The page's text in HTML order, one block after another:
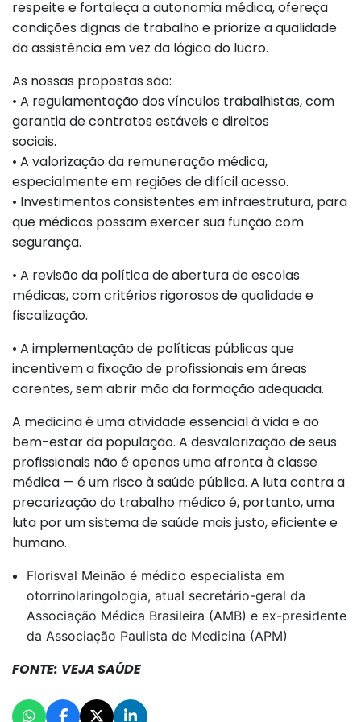
respeite e fortaleça a autonomia médica, ofereça
condições dignas de trabalho e priorize a qualidade
da assistência em vez da lógica do lucro.
As nossas propostas são:
• A regulamentação dos vínculos trabalhistas, com
garantia de contratos estáveis e direitos
sociais.
• A valorização da remuneração médica,
especialmente em regiões de difícil acesso.
• Investimentos consistentes em infraestrutura, para
que médicos possam exercer sua função com
segurança.
• A revisão da política de abertura de escolas
médicas, com critérios rigorosos de qualidade e
fiscalização.
• A implementação de políticas públicas que
incentivem a fixação de profissionais em áreas
carentes, sem abrir mão da formação adequada.
A medicina é uma atividade essencial à vida e ao
bem-estar da população. A desvalorização de seus
profissionais não é apenas uma afronta à classe
médica — é um risco à saúde pública. A luta contra a
precarização do trabalho médico é, portanto, uma
luta por um sistema de saúde mais justo, eficiente e
humano.
Florisval Meinão é médico especialista em
otorrinolaringologia, atual secretário-geral da
Associação Médica Brasileira (AMB) e ex-presidente
da Associação Paulista de Medicina (APM)
FONTE: VEJASAÚDE